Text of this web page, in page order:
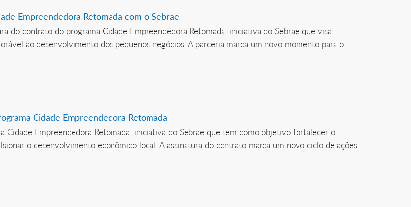
Empreendedora Retomada com o Sebrae
do contrato do programa Cidade Empreendedora Retomada, iniciativa do Sebrae que visa
ao desenvolvimento dos pequenos negócios. A parceria marca um novo momento para o
Cidade Empreendedora Retomada
Cidade Empreendedora Retomada, iniciativa do Sebrae que tem como objetivo fortalecer o
o desenvolvimento econômico local. A assinatura do contrato marca um novo ciclo de ações